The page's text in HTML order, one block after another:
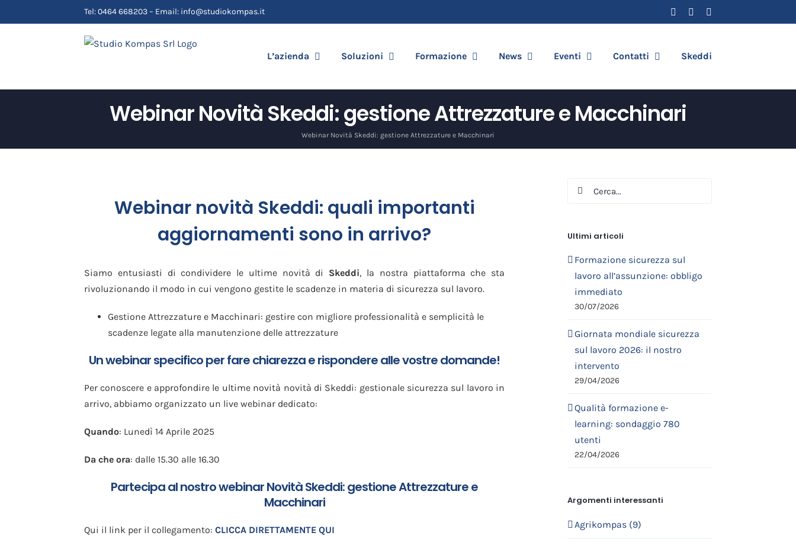
al
Tel: 0464 668203 – Email: info@studiokompas.it FacebookYouTube
L’azienda Soluzioni Formazione News Eventi Contatti Skeddi
Webinar Novità Skeddi: gestione Attrezzature e Macchinari
Webinar Novità Skeddi: gestione Attrezzature e Macchinari
Webinar novità Skeddi: quali importanti
aggiornamenti sono in arrivo?
Siamo entusiasti di condividere le ultime novità di Skeddi, la nostra piattaforma che sta
rivoluzionando il modo in cui vengono gestite le scadenze in materia di sicurezza sul lavoro.
Gestione Attrezzature e Macchinari: gestire con migliore professionalità e semplicità le
scadenze legate alla manutenzione delle attrezzature
Un webinar specifico per fare chiarezza e rispondere alle vostre domande!
Per conoscere e approfondire le ultime novità novità di Skeddi: gestionale sicurezza sul lavoro in
arrivo, abbiamo organizzato un live webinar dedicato:
Quando: Lunedì 14 Aprile 2025
Da che ora: dalle 15.30 alle 16.30
Partecipa al nostro webinar Novità Skeddi: gestione Attrezzature e
Macchinari
Qui il link per il collegamento: CLICCA DIRETTAMENTE QUI
Cerca
Ultimi articoli
Formazione sicurezza sul
lavoro all’assunzione: obbligo
immediato
30/07/2026
Giornata mondiale sicurezza
sul lavoro 2026: il nostro
intervento
29/04/2026
Qualità formazione e-
learning: sondaggio 780
utenti
22/04/2026
Argomenti interessanti
Agrikompas (9)